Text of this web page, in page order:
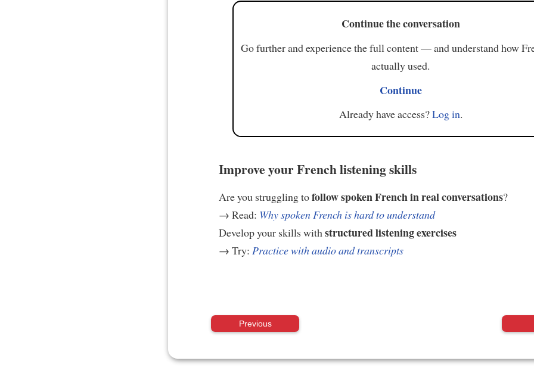
Continue the conversation
Go further and experience the full content — and understand how
actually used.
Continue
Already have access?Log in.
Improve your French listening skills
Are you struggling tofollow spoken French in real conversations?
→ Read: Why spoken French is hard to understand
Develop your skills with structured listening exercises
→ Try: Practice with audio and transcripts
Previous